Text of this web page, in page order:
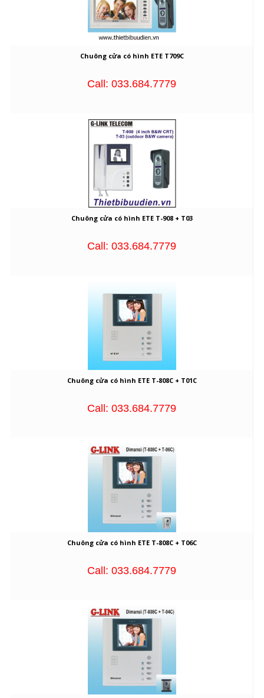
Chuông cửa có hình ETE T709C
Call: 033.684.7779
Chuông cửa có hình ETE T-908 + T03
Call: 033.684.7779
Chuông cửa có hình ETE T-808C + T01C
Call: 033.684.7779
Chuông cửa có hình ETE T-808C + T06C
Call: 033.684.7779